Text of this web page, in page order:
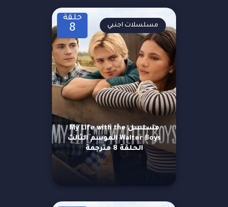
حلقة
8
مسلسل My Life with the
Walter Boys الموسم الثالث
الحلقة 8 مترجمة
مسلسلات اجنبي